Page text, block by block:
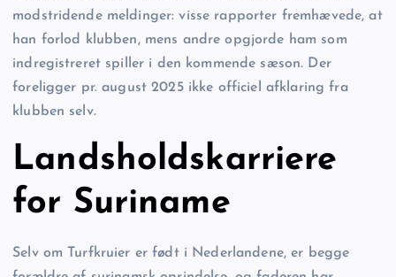
modstridende meldinger: visse rapporter fremhævede, at
han forlod klubben, mens andre opgjorde ham som
indregistreret spiller i den kommende sæson. Der
foreligger pr. august 2025 ikke officiel afklaring fra
klubben selv.
Landsholdskarriere
for Suriname
Selv om Turfkruier er født i Nederlandene, er begge